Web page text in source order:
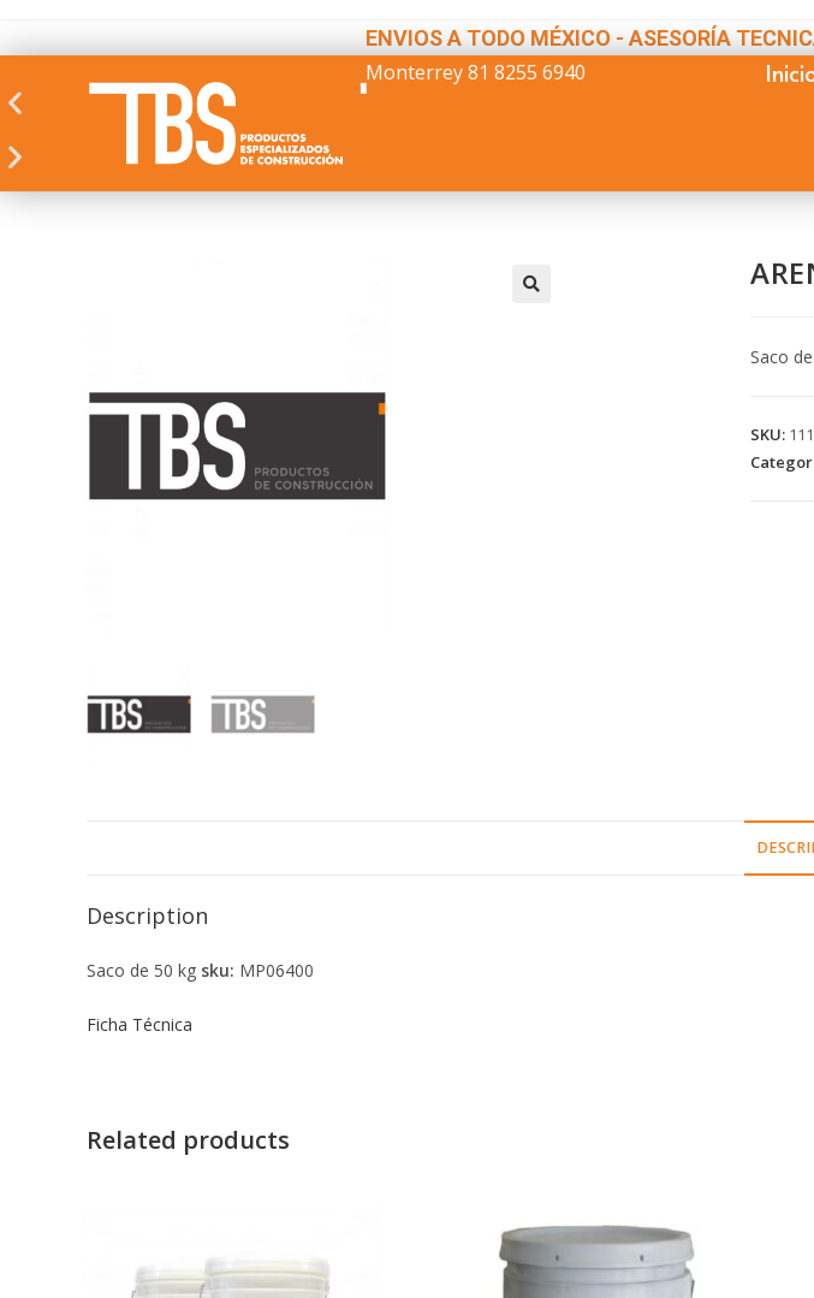
ENVIOS A TODO MÉXICO - ASESORÍA
Monterrey 81 8255 6940
Saco
SKU:
Description
Saco de 50 kg sku: MP06400
Ficha Técnica
Related products